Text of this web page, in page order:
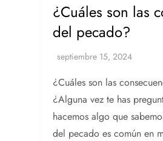
¿Cuáles son las
del pecado?
¿Cuáles son las
¿Alguna vez te has
hacemos algo que
del pecado es común en